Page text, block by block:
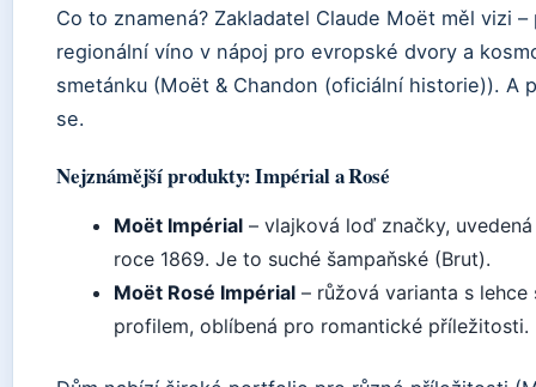
Co to znamená? Zakladatel Claude Moët měl vizi
regionální víno v nápoj pro evropské dvory a
smetánku (Moët & Chandon (oficiální historie)). A
se.
Nejznámější produkty: Impérial a Rosé
Moët Impérial – vlajková loď značky,
roce 1869. Je to suché šampaňské (Brut).
Moët Rosé Impérial – růžová varianta s lehce
profilem, oblíbená pro romantické příležitosti.